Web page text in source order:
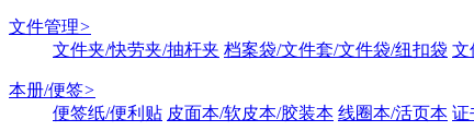
文件管理>
文件夹/快劳夹/抽杆夹 档案袋/文件套/文件袋/纽扣袋 文
本册/便签>
便签纸/便利贴 皮面本/软皮本/胶装本 线圈本/活页本 证